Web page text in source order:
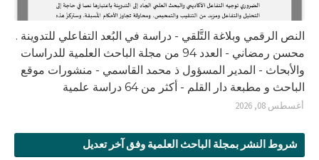
النص الرقمي وبلاغة التَّلقي - دراسة في البُعد التفاعلي للتدوينة .
محسن رمضاني - العدد 94 من مجلة الباحث العلمية للدراسات
والأبحاث - المدير المسؤول ذ محمد القاسمي - منشورات موقع
الباحث و مطبعة دار القلم - أكثر من 64 دراسة علمية
أغسطس 08, 2026
شروط النشر بمجلة الباحث العلمية وفق آخر تعديل